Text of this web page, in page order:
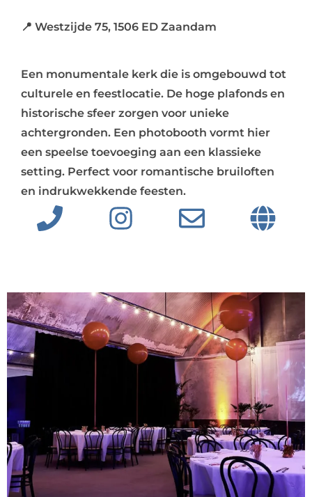
📍 Westzijde 75, 1506 ED Zaandam
Een monumentale kerk die is omgebouwd tot
culturele en feestlocatie. De hoge plafonds en
historische sfeer zorgen voor unieke
achtergronden. Een photobooth vormt hier
een speelse toevoeging aan een klassieke
setting. Perfect voor romantische bruiloften
en indrukwekkende feesten.